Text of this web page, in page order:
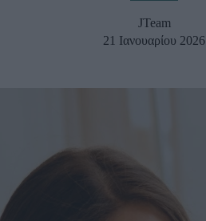
Ask the Guru
Γάμος
JTeam
21 Ιανουαρίου 2026